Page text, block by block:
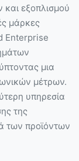
εξοπλισμού
μάρκες
Enterprise
μια
μέτρων.
υπηρεσία
της
των προϊόντων